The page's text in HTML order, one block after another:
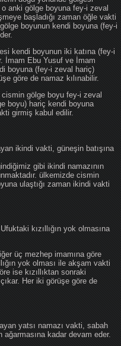
anki gölge boyuna fey-i zeval
başladığı zaman öğle vakti
boyunun kendi boyuna (fey-i
kendi boyunun iki katına (fey-i
İmam Ebu Yusuf ve İmam
boyuna (fey-i zeval hariç)
göre de namaz kılınabilir.
gölge boyu fey-i zeval
boyu) hariç kendi boyuna
girmiş kabul edilir.
ikindi vakti, güneşin batışına
gibi ikindi namazının
ülkemizde cismin
ulaştığı zaman ikindi vakti
kızıllığın yok olmasına
üç mezhep imamına göre
yok olması ile akşam vakti
ise kızıllıktan sonraki
Her iki görüşe göre de
yatsı namazı vakti, sabah
kadar devam eder.